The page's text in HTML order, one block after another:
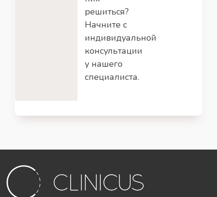
решиться?
Начните с
индивидуальной
консультации
у нашего
специалиста.